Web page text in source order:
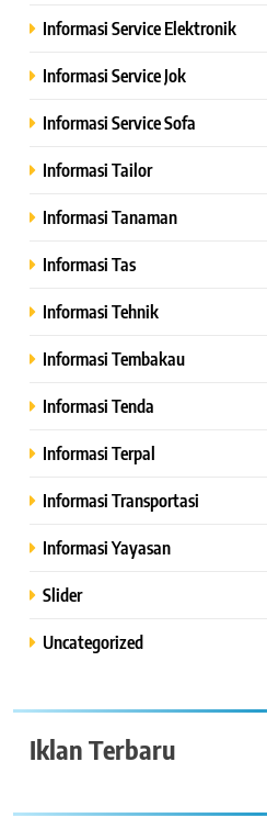
Informasi Service Elektronik
Informasi Service Jok
Informasi Service Sofa
Informasi Tailor
Informasi Tanaman
Informasi Tas
Informasi Tehnik
Informasi Tembakau
Informasi Tenda
Informasi Terpal
Informasi Transportasi
Informasi Yayasan
Slider
Uncategorized
Iklan Terbaru